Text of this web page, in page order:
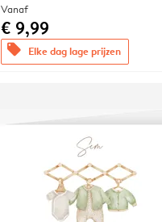
Vanaf
€ 9,99
offers Elke dag lage prijzen